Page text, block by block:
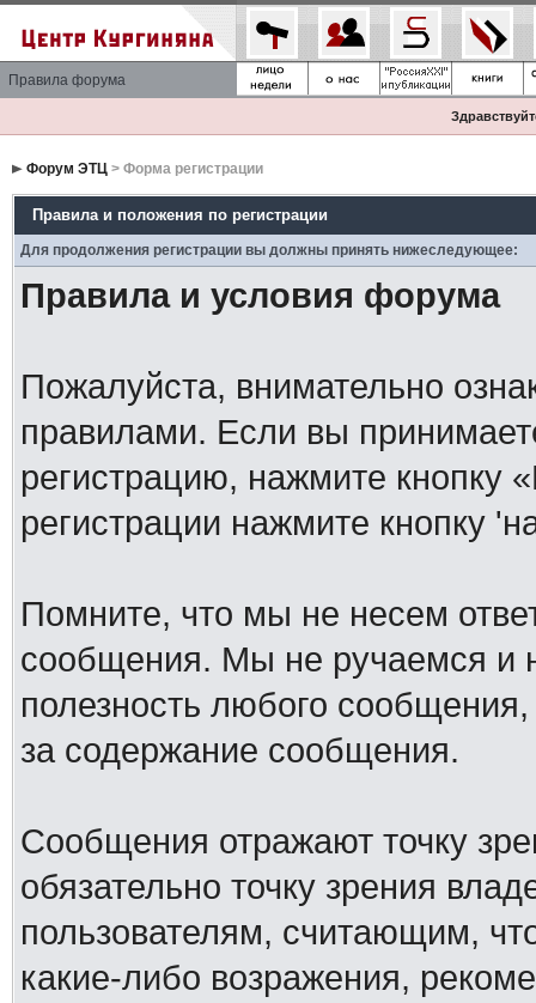
Правила форума
Форум ЭТЦ> Форма регистрации
Правила и положения по регистрации
Для продолжения регистрации вы должны принять нижеследующее:
Правила и условия форума
Пожалуйста, внимательно
правилами. Если вы
регистрацию, нажмите кнопку
регистрации нажмите кнопку
Помните, что мы не несем
сообщения. Мы не ручаемся и
полезность любого
за содержание сообщения.
Сообщения отражают точку
обязательно точку зрения
пользователям, считающим,
какие-либо возражения,